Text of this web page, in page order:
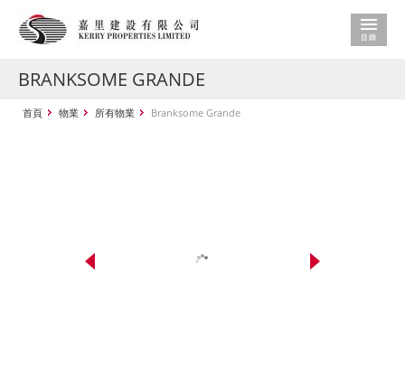
BRANKSOME GRANDE
首頁 物業 所有物業 Branksome Grande